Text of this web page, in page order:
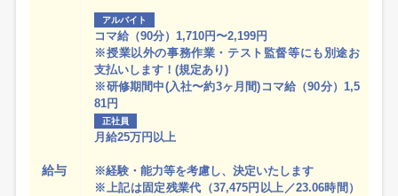
給与
アルバイト
コマ給（90分）1,710円〜2,199円
※授業以外の事務作業・テスト監督等にも別途お
支払いします！(規定あり)
※研修期間中(入社〜約3ヶ月間)コマ給（90分）1,5
81円
正社員
月給25万円以上
※経験・能力等を考慮し、決定いたします
※上記は固定残業代（37,475円以上／23.06時間）